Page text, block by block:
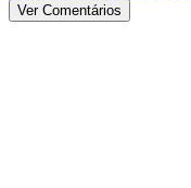
Ver Comentários